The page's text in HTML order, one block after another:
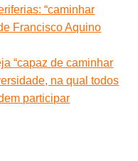
“caminhar
Francisco Aquino
“capaz de caminhar
na qual todos
participar